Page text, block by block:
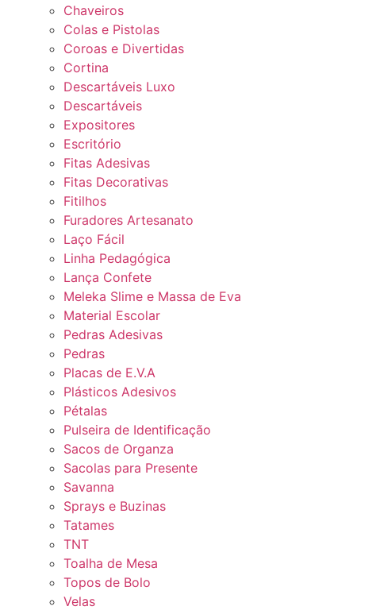
Chaveiros
Colas e Pistolas
Coroas e Divertidas
Cortina
Descartáveis Luxo
Descartáveis
Expositores
Escritório
Fitas Adesivas
Fitas Decorativas
Fitilhos
Furadores Artesanato
Laço Fácil
Linha Pedagógica
Lança Confete
Meleka Slime e Massa de Eva
Material Escolar
Pedras Adesivas
Pedras
Placas de E.V.A
Plásticos Adesivos
Pétalas
Pulseira de Identificação
Sacos de Organza
Sacolas para Presente
Savanna
Sprays e Buzinas
Tatames
TNT
Toalha de Mesa
Topos de Bolo
Velas